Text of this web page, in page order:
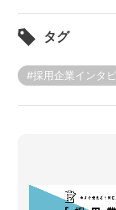
タグ
#採用企業インタ